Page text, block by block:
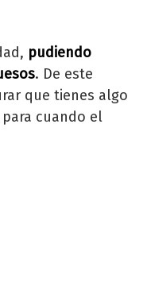
pudiendo
. De este
que tienes algo
cuando el